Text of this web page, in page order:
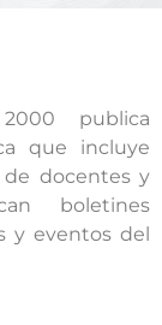
publica
que incluye
de docentes y
boletines
y eventos del